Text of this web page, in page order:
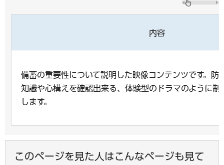
内容
備蓄の重要性について説明した映像コンテンツです。防
知識や心構えを確認出来る、体験型のドラマのように制
します。
このページを見た人はこんなページも見て